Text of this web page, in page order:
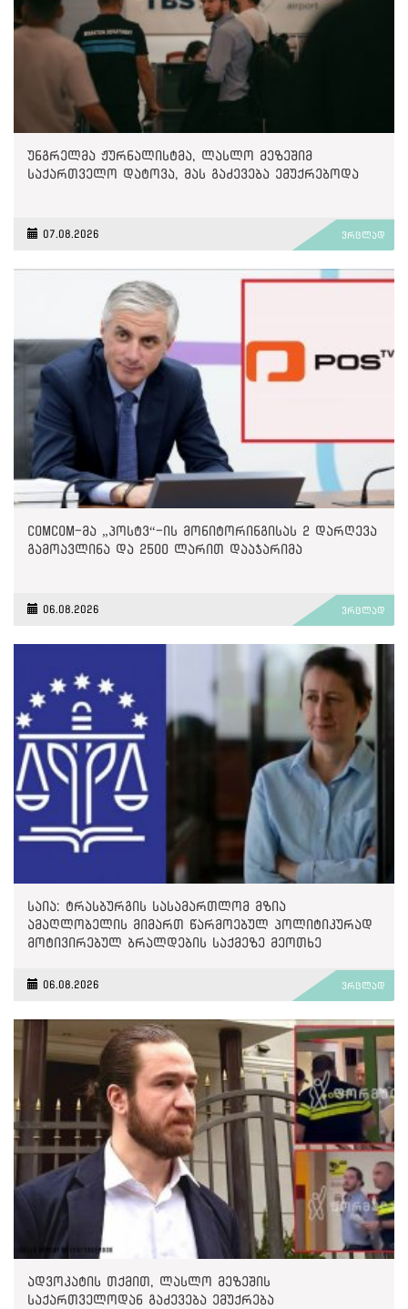
უნგრელმა ჟურნალისტმა, ლასლო მეზეშიმ
საქართველო დატოვა, მას გაძევება ემუქრებოდა
07.08.2026 ვრცლად
ComCom-მა „პოსტვ“-ის მონიტორინგისას 2 დარღევა
გამოავლინა და 2500 ლარით დააჯარიმა
06.08.2026 ვრცლად
საია: ტრასბურგის სასამართლომ მზია
ამაღლობელის მიმართ წარმოებულ პოლიტიკურად
მოტივირებულ ბრალდების საქმეზე მეოთხე
06.08.2026 ვრცლად
ადვოკატის თქმით, ლასლო მეზეშის
საქართველოდან გაძევება ემუქრება